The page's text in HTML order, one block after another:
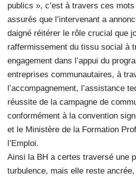
publics », c’est à travers ces
assurés que l’intervenant a
daigné réitérer le rôle crucial que
raffermissement du tissu social à
engagement dans l’appui du
entreprises communautaires, à
l’accompagnement, l’assistance
réussite de la campagne de
conformément à la convention
et le Ministère de la Formation
l’Emploi.
Ainsi la BH a certes traversé une
turbulence, mais elle reste ancrée,